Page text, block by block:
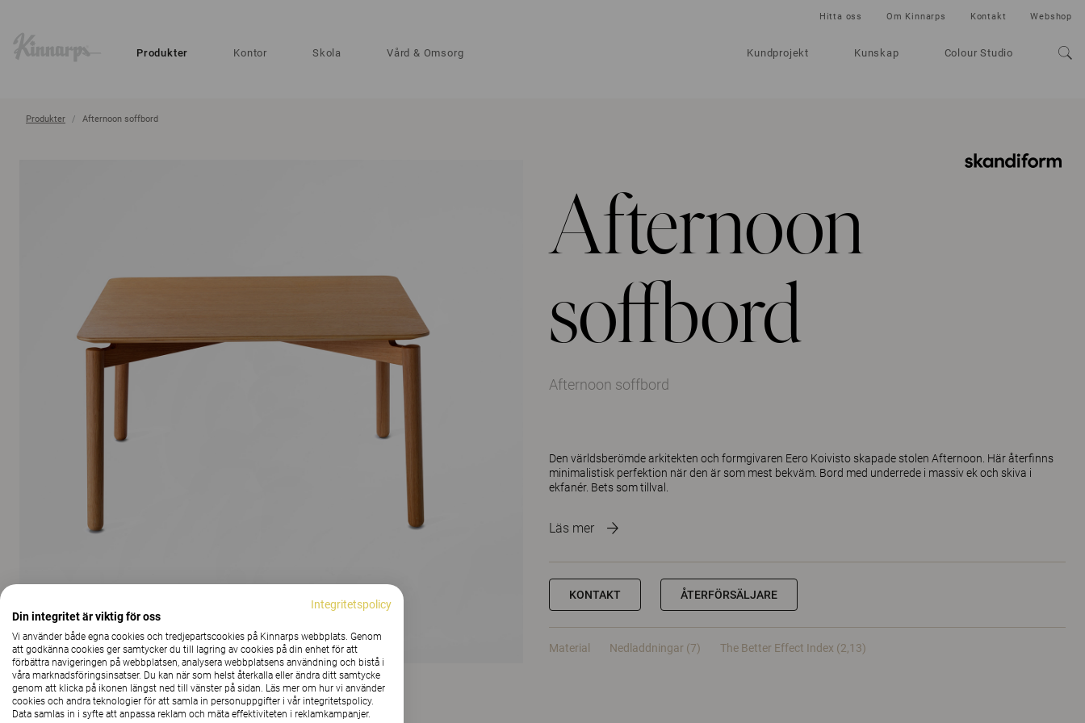
Produkter Kontor Skola Vård & Omsorg Kundprojekt Kunskap Colour Studio
Hitta oss Om Kinnarps Kontakt Webshop
Produkter Afternoon soffbord
Afternoon
soffbord
Afternoon soffbord
Den världsberömde arkitekten och formgivaren Eero Koivisto skapade stolen Afternoon. Här återfinns
minimalistisk perfektion när den är som mest bekväm. Bord med underrede i massiv ek och skiva i
ekfanér. Bets som tillval.
Läs mer
KONTAKT ÅTERFÖRSÄLJARE
Material Nedladdningar (7) The Better Effect Index (2,13)
VISA ALLA BILDER
Integritetspolicy
Din integritet är viktig för oss
Vi använder både egna cookies och tredjepartscookies på Kinnarps webbplats. Genom
att godkänna cookies ger samtycker du till lagring av cookies på din enhet för att
förbättra navigeringen på webbplatsen, analysera webbplatsens användning och bistå i
våra marknadsföringsinsatser. Du kan när som helst återkalla eller ändra ditt samtycke
genom att klicka på ikonen längst ned till vänster på sidan. Läs mer om hur vi använder
cookies och andra teknologier för att samla in personuppgifter i vår integritetspolicy.
Data samlas in i syfte att anpassa reklam och mäta effektiviteten i reklamkampanjer.